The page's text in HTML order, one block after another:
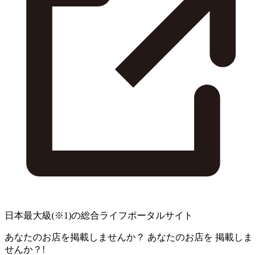
日本最大級(※1)の総合ライフポータルサイト
あなたのお店を掲載しませんか？ あなたのお店を 掲載しま
せんか？!